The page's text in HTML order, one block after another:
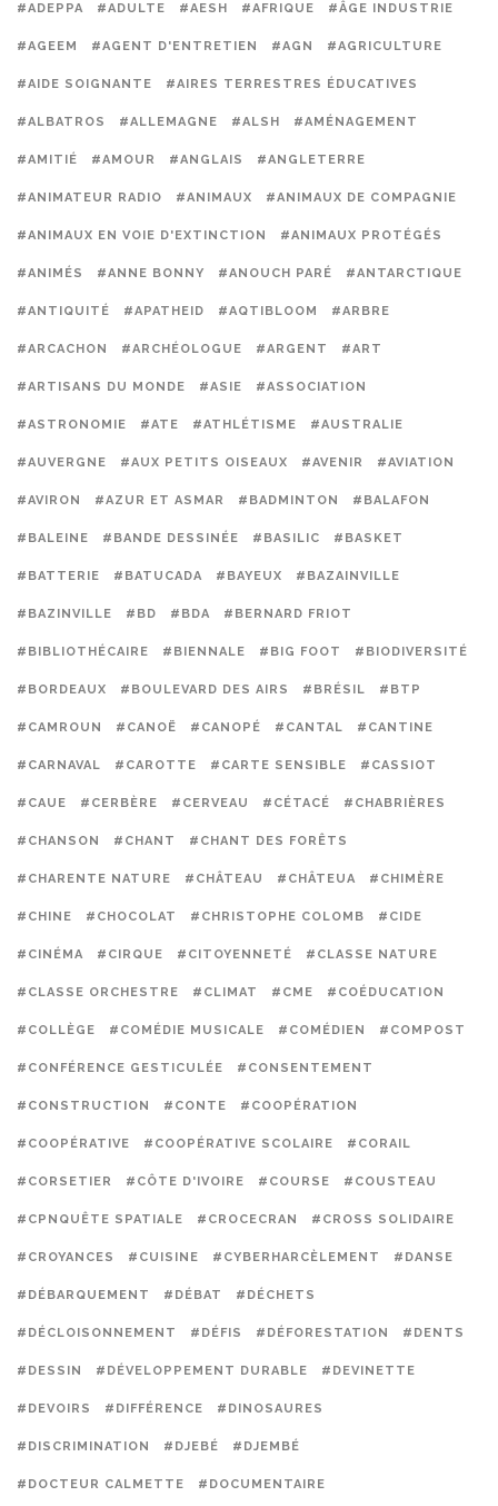
#ADEPPA #ADULTE #AESH #AFRIQUE #ÂGE INDUSTRIE
#AGEEM #AGENT D'ENTRETIEN #AGN #AGRICULTURE
#AIDE SOIGNANTE #AIRES TERRESTRES ÉDUCATIVES
#ALBATROS #ALLEMAGNE #ALSH #AMÉNAGEMENT
#AMITIÉ #AMOUR #ANGLAIS #ANGLETERRE
#ANIMATEUR RADIO #ANIMAUX #ANIMAUX DE COMPAGNIE
#ANIMAUX EN VOIE D'EXTINCTION #ANIMAUX PROTÉGÉS
#ANIMÉS #ANNE BONNY #ANOUCH PARÉ #ANTARCTIQUE
#ANTIQUITÉ #APATHEID #AQTIBLOOM #ARBRE
#ARCACHON #ARCHÉOLOGUE #ARGENT #ART
#ARTISANS DU MONDE #ASIE #ASSOCIATION
#ASTRONOMIE #ATE #ATHLÉTISME #AUSTRALIE
#AUVERGNE #AUX PETITS OISEAUX #AVENIR #AVIATION
#AVIRON #AZUR ET ASMAR #BADMINTON #BALAFON
#BALEINE #BANDE DESSINÉE #BASILIC #BASKET
#BATTERIE #BATUCADA #BAYEUX #BAZAINVILLE
#BAZINVILLE #BD #BDA #BERNARD FRIOT
#BIBLIOTHÉCAIRE #BIENNALE #BIG FOOT #BIODIVERSITÉ
#BORDEAUX #BOULEVARD DES AIRS #BRÉSIL #BTP
#CAMROUN #CANOË #CANOPÉ #CANTAL #CANTINE
#CARNAVAL #CAROTTE #CARTE SENSIBLE #CASSIOT
#CAUE #CERBÈRE #CERVEAU #CÉTACÉ #CHABRIÈRES
#CHANSON #CHANT #CHANT DES FORÊTS
#CHARENTE NATURE #CHÂTEAU #CHÂTEUA #CHIMÈRE
#CHINE #CHOCOLAT #CHRISTOPHE COLOMB #CIDE
#CINÉMA #CIRQUE #CITOYENNETÉ #CLASSE NATURE
#CLASSE ORCHESTRE #CLIMAT #CME #COÉDUCATION
#COLLÈGE #COMÉDIE MUSICALE #COMÉDIEN #COMPOST
#CONFÉRENCE GESTICULÉE #CONSENTEMENT
#CONSTRUCTION #CONTE #COOPÉRATION
#COOPÉRATIVE #COOPÉRATIVE SCOLAIRE #CORAIL
#CORSETIER #CÔTE D'IVOIRE #COURSE #COUSTEAU
#CPNQUÊTE SPATIALE #CROCECRAN #CROSS SOLIDAIRE
#CROYANCES #CUISINE #CYBERHARCÈLEMENT #DANSE
#DÉBARQUEMENT #DÉBAT #DÉCHETS
#DÉCLOISONNEMENT #DÉFIS #DÉFORESTATION #DENTS
#DESSIN #DÉVELOPPEMENT DURABLE #DEVINETTE
#DEVOIRS #DIFFÉRENCE #DINOSAURES
#DISCRIMINATION #DJEBÉ #DJEMBÉ
#DOCTEUR CALMETTE #DOCUMENTAIRE